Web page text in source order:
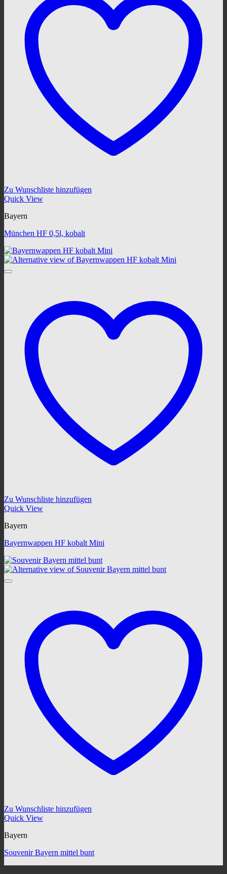
Zu Wunschliste hinzufügen
Quick View
Bayern
München HF 0,5l, kobalt
Zu Wunschliste hinzufügen
Quick View
Bayern
Bayernwappen HF kobalt Mini
Zu Wunschliste hinzufügen
Quick View
Bayern
Souvenir Bayern mittel bunt